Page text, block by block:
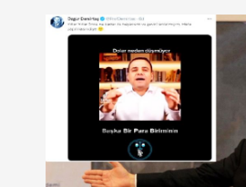
Fatma Kaplan Hürriyet
Ülkü Hilal Çiftçi'nin